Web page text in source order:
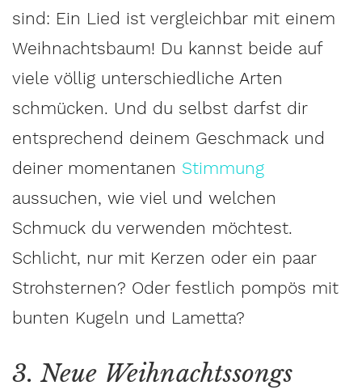
sind: Ein Lied ist vergleichbar mit einem
Weihnachtsbaum! Du kannst beide auf
viele völlig unterschiedliche Arten
schmücken. Und du selbst darfst dir
entsprechend deinem Geschmack und
deiner momentanen Stimmung
aussuchen, wie viel und welchen
Schmuck du verwenden möchtest.
Schlicht, nur mit Kerzen oder ein paar
Strohsternen? Oder festlich pompös mit
bunten Kugeln und Lametta?
3. Neue Weihnachtssongs